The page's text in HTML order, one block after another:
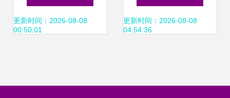
网站设计全流程
更新时间：2026-08-08
00:50:01
站的策略与实践
更新时间：2026-08-08
04:54:36